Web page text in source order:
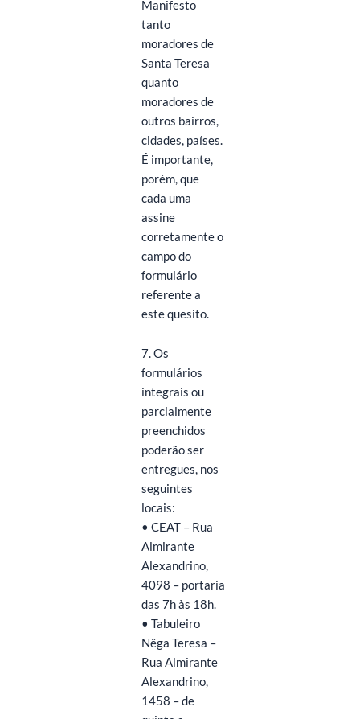
Manifesto
tanto
moradores de
Santa Teresa
quanto
moradores de
outros bairros,
cidades, países.
É importante,
porém, que
cada uma
assine
corretamente o
campo do
formulário
referente a
este quesito.
7. Os
formulários
integrais ou
parcialmente
preenchidos
poderão ser
entregues, nos
seguintes
locais:
• CEAT – Rua
Almirante
Alexandrino,
4098 – portaria
das 7h às 18h.
• Tabuleiro
Nêga Teresa –
Rua Almirante
Alexandrino,
1458 – de